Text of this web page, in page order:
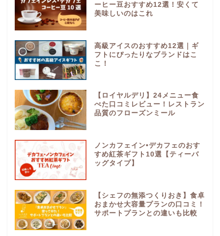
ーヒー豆おすすめ12選！安くて
美味しいのはこれ
高級アイスのおすすめ12選｜ギ
フトにぴったりなブランドはこ
こ！
【ロイヤルデリ】24メニュー食
べた口コミレビュー！レストラン
品質のフローズンミール
ノンカフェイン•デカフェのおす
すめ紅茶ギフト10選【ティーバ
ッグタイプ】
【シェフの無添つくりおき】食卓
おまかせ大容量プランの口コミ！
サポートプランとの違いも比較